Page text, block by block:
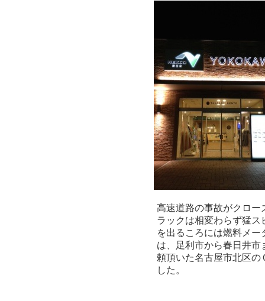
高速道路の事故がクロー
ラックは相変わらず猛
を出るころには燃料メ
は、足利市から春日井
頼頂いた名古屋市北区
した。